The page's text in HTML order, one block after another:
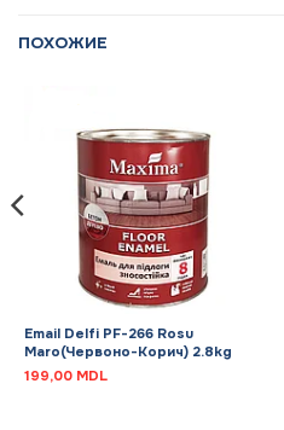
ПОХОЖИЕ
Email Delfi PF-266 Rosu
Maro(Червоно-Корич) 2.8kg
199,00 MDL